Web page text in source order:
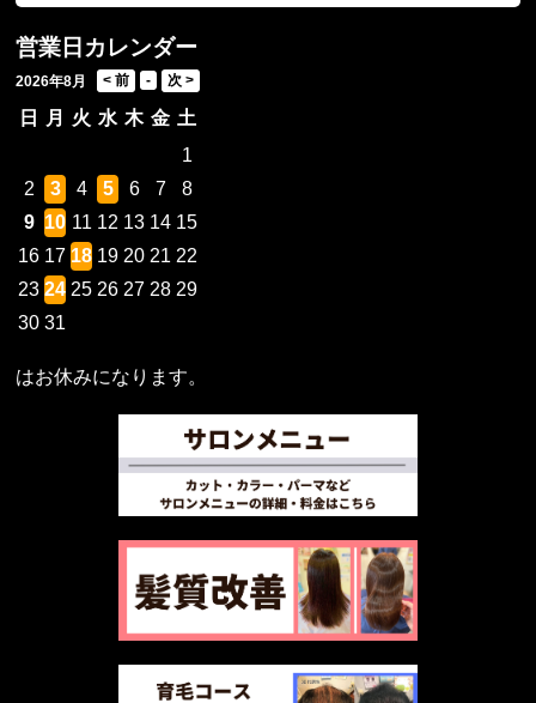
営業日カレンダー
2026年8月
日 月 火 水 木 金 土
1
2
3 4 5 6 7
8
9 10 11 12 13 14 15
16 17 18 19 20 21 22
23 24 25 26 27 28 29
30 31
はお休みになります。